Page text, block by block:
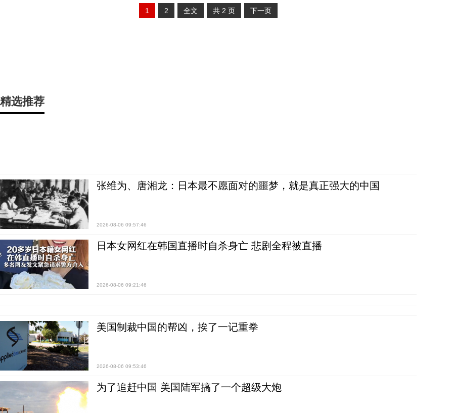
1 2 全文 共 2 页 下一页
精选推荐
张维为、唐湘龙：日本最不愿面对的噩梦，就是真正强大的中国
2026-08-06 09:57:46
日本女网红在韩国直播时自杀身亡 悲剧全程被直播
2026-08-06 09:21:46
美国制裁中国的帮凶，挨了一记重拳
2026-08-06 09:53:46
为了追赶中国 美国陆军搞了一个超级大炮